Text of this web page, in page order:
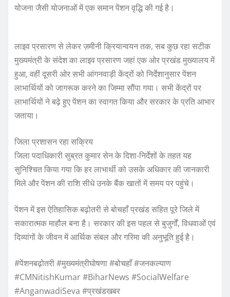
योजना जैसी योजनाओं में एक समान पेंशन वृद्धि की गई है।
लाइव प्रसारण से लेकर ज़मीनी क्रियान्वयन तक, सब कुछ रहा सटीक
मुख्यमंत्री के संदेश का लाइव प्रसारण जहां एक ओर प्रखंड मुख्यालय में
हुआ, वहीं दूसरी ओर सभी आंगनवाड़ी केंद्रों को निर्देशानुसार पेंशन
लाभार्थियों को जागरूक करने का जिम्मा सौंपा गया। सभी केंद्रों पर
लाभार्थियों ने बढ़े हुए पेंशन का स्वागत किया और सरकार के प्रति आभार
जताया।
जिला प्रशासन रहा सक्रिय
जिला पदाधिकारी सुब्रत कुमार सेन के दिशा-निर्देशों के तहत यह
सुनिश्चित किया गया कि हर लाभार्थी को उसके अधिकार की जानकारी
मिले और पेंशन की राशि सीधे उनके बैंक खातों में समय पर पहुंचे।
पेंशन में इस ऐतिहासिक बढ़ोतरी से बोचहाँ प्रखंड सहित पूरे जिले में
सकारात्मक माहौल बना है। सरकार की इस पहल से बुजुर्गों, विधवाओं एवं
दिव्यांगों के जीवन में आर्थिक संबल और गरिमा की अनुभूति हुई है।
#पेंशनबढ़ोतरी #मुख्यमंत्रीघोषणा #बोचहाँ #जनकल्याण
#CMNitishKumar #BiharNews #SocialWelfare
#AnganwadiSeva #प्रखंडखबर